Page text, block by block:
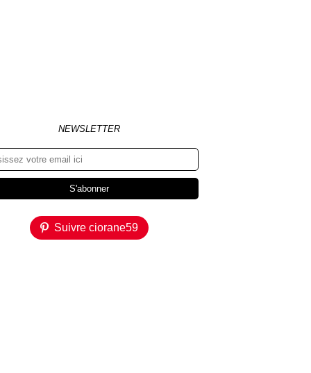
NEWSLETTER
Suivre ciorane59